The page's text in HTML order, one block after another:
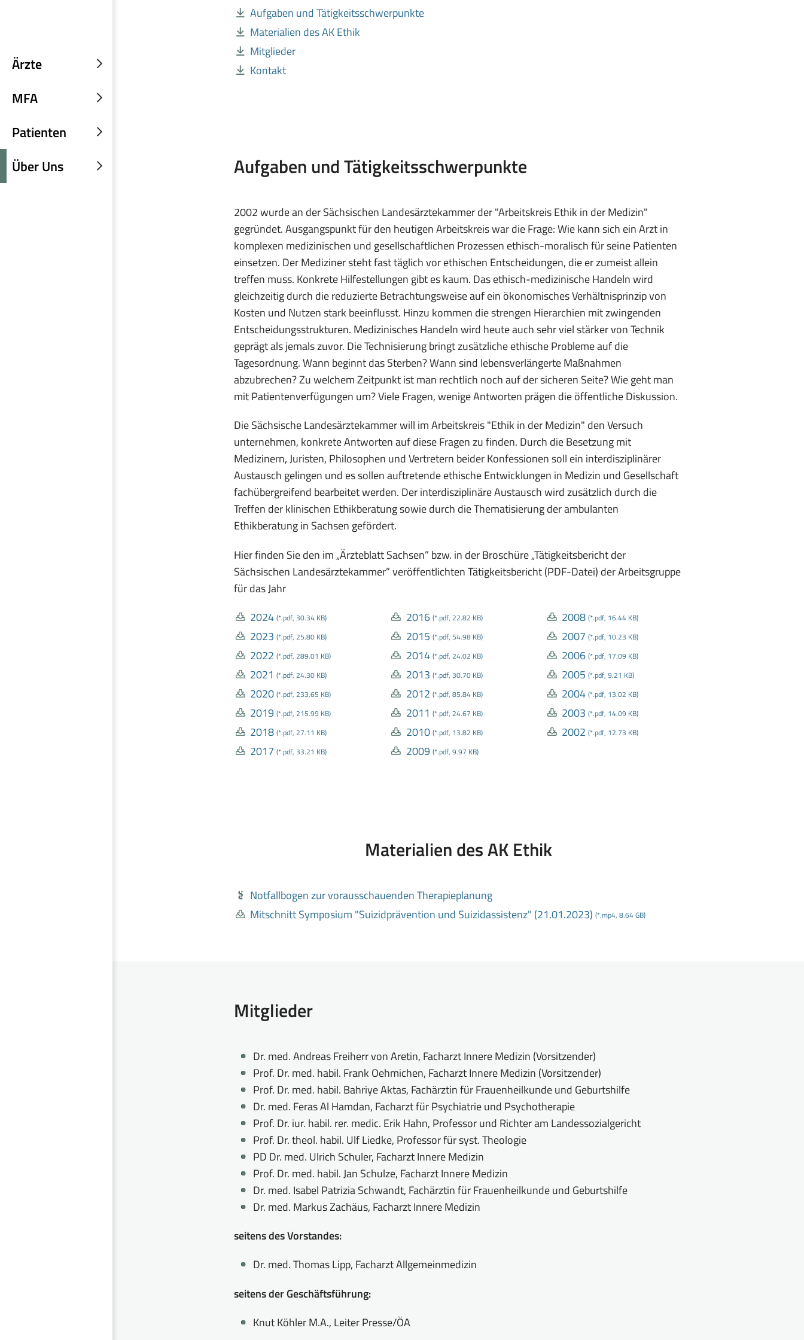
Ärzte
Untermenü
MFA
Untermenü
Patienten
Untermenü
Über Uns
Untermenü
Aufgaben und Tätigkeitsschwerpunkte
Materialien des AK Ethik
Mitglieder
Kontakt
Aufgaben und Tätigkeitsschwerpunkte
2002 wurde an der Sächsischen Landesärztekammer der "Arbeitskreis Ethik in der Medizin"
gegründet. Ausgangspunkt für den heutigen Arbeitskreis war die Frage: Wie kann sich ein Arzt in
komplexen medizinischen und gesellschaftlichen Prozessen ethisch-moralisch für seine Patienten
einsetzen. Der Mediziner steht fast täglich vor ethischen Entscheidungen, die er zumeist allein
treffen muss. Konkrete Hilfestellungen gibt es kaum. Das ethisch-medizinische Handeln wird
gleichzeitig durch die reduzierte Betrachtungsweise auf ein ökonomisches Verhältnisprinzip von
Kosten und Nutzen stark beeinflusst. Hinzu kommen die strengen Hierarchien mit zwingenden
Entscheidungsstrukturen. Medizinisches Handeln wird heute auch sehr viel stärker von Technik
geprägt als jemals zuvor. Die Technisierung bringt zusätzliche ethische Probleme auf die
Tagesordnung. Wann beginnt das Sterben? Wann sind lebensverlängerte Maßnahmen
abzubrechen? Zu welchem Zeitpunkt ist man rechtlich noch auf der sicheren Seite? Wie geht man
mit Patientenverfügungen um? Viele Fragen, wenige Antworten prägen die öffentliche Diskussion.
Die Sächsische Landesärztekammer will im Arbeitskreis "Ethik in der Medizin" den Versuch
unternehmen, konkrete Antworten auf diese Fragen zu finden. Durch die Besetzung mit
Medizinern, Juristen, Philosophen und Vertretern beider Konfessionen soll ein interdisziplinärer
Austausch gelingen und es sollen auftretende ethische Entwicklungen in Medizin und Gesellschaft
fachübergreifend bearbeitet werden. Der interdisziplinäre Austausch wird zusätzlich durch die
Treffen der klinischen Ethikberatung sowie durch die Thematisierung der ambulanten
Ethikberatung in Sachsen gefördert.
Hier finden Sie den im „Ärzteblatt Sachsen” bzw. in der Broschüre „Tätigkeitsbericht der
Sächsischen Landesärztekammer” veröffentlichten Tätigkeitsbericht (PDF-Datei) der Arbeitsgruppe
für das Jahr
2024 (*.pdf, 30.34 KB)
2023 (*.pdf, 25.80 KB)
2022 (*.pdf, 289.01 KB)
2021 (*.pdf, 24.30 KB)
2020 (*.pdf, 233.65 KB)
2019 (*.pdf, 215.99 KB)
2018 (*.pdf, 27.11 KB)
2017 (*.pdf, 33.21 KB)
2016 (*.pdf, 22.82 KB)
2015 (*.pdf, 54.98 KB)
2014 (*.pdf, 24.02 KB)
2013 (*.pdf, 30.70 KB)
2012 (*.pdf, 85.84 KB)
2011 (*.pdf, 24.67 KB)
2010 (*.pdf, 13.82 KB)
2009 (*.pdf, 9.97 KB)
2008 (*.pdf, 16.44 KB)
2007 (*.pdf, 10.23 KB)
2006 (*.pdf, 17.09 KB)
2005 (*.pdf, 9.21 KB)
2004 (*.pdf, 13.02 KB)
2003 (*.pdf, 14.09 KB)
2002 (*.pdf, 12.73 KB)
Materialien des AK Ethik
Notfallbogen zur vorausschauenden Therapieplanung
Mitschnitt Symposium "Suizidprävention und Suizidassistenz" (21.01.2023) (*.mp4, 8.64 GB)
Mitglieder
Dr. med. Andreas Freiherr von Aretin, Facharzt Innere Medizin (Vorsitzender)
Prof. Dr. med. habil. Frank Oehmichen, Facharzt Innere Medizin (Vorsitzender)
Prof. Dr. med. habil. Bahriye Aktas, Fachärztin für Frauenheilkunde und Geburtshilfe
Dr. med. Feras Al Hamdan, Facharzt für Psychiatrie und Psychotherapie
Prof. Dr. iur. habil. rer. medic. Erik Hahn, Professor und Richter am Landessozialgericht
Prof. Dr. theol. habil. Ulf Liedke, Professor für syst. Theologie
PD Dr. med. Ulrich Schuler, Facharzt Innere Medizin
Prof. Dr. med. habil. Jan Schulze, Facharzt Innere Medizin
Dr. med. Isabel Patrizia Schwandt, Fachärztin für Frauenheilkunde und Geburtshilfe
Dr. med. Markus Zachäus, Facharzt Innere Medizin
seitens des Vorstandes:
Dr. med. Thomas Lipp, Facharzt Allgemeinmedizin
seitens der Geschäftsführung:
Knut Köhler M.A., Leiter Presse/ÖA